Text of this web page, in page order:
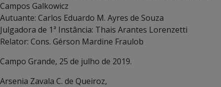
Campos Galkowicz
Autuante: Carlos Eduardo M. Ayres de Souza
Julgadora de 1ª Instância: Thais Arantes Lorenzetti
Relator: Cons. Gérson Mardine Fraulob
Campo Grande, 25 de julho de 2019.
Arsenia Zavala C. de Queiroz,